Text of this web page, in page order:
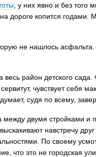
, у них явно и без того
на дороге копится
не нашлось
район детского
чувствует себя
судя по всему,
между двумя стройками и
навстречу друг
По своему
что это не городская
заправках Владивостока
– рост от 26 копеек до